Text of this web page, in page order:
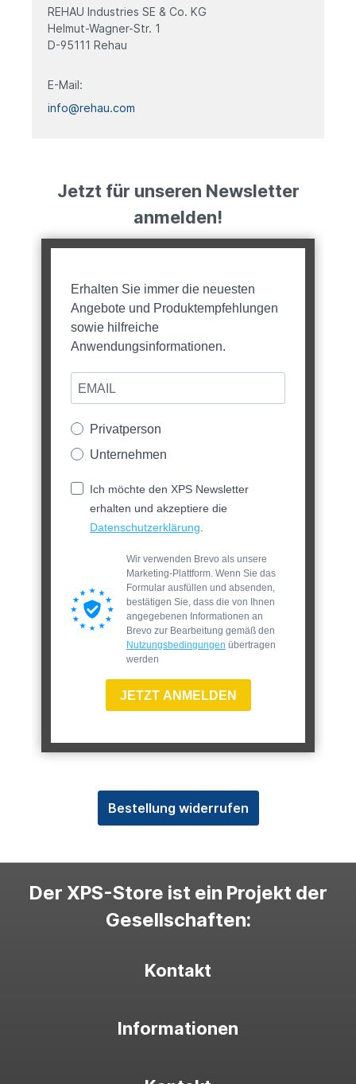
REHAU Industries SE & Co. KG
Helmut-Wagner-Str. 1
D-95111 Rehau
E-Mail:
info@rehau.com
Jetzt für unseren Newsletter
anmelden!
Erhalten Sie immer die neuesten
Angebote und Produktempfehlungen
sowie hilfreiche
Anwendungsinformationen.
Privatperson
Unternehmen
Ich möchte den XPS Newsletter
erhalten und akzeptiere die
Datenschutzerklärung.
Wir verwenden Brevo als unsere
Marketing-Plattform. Wenn Sie das
Formular ausfüllen und absenden,
bestätigen Sie, dass die von Ihnen
angegebenen Informationen an
Brevo zur Bearbeitung gemäß den
Nutzungsbedingungen übertragen
werden
JETZT ANMELDEN
Bestellung widerrufen
Der XPS-Store ist ein Projekt der
Gesellschaften:
Kontakt
Informationen